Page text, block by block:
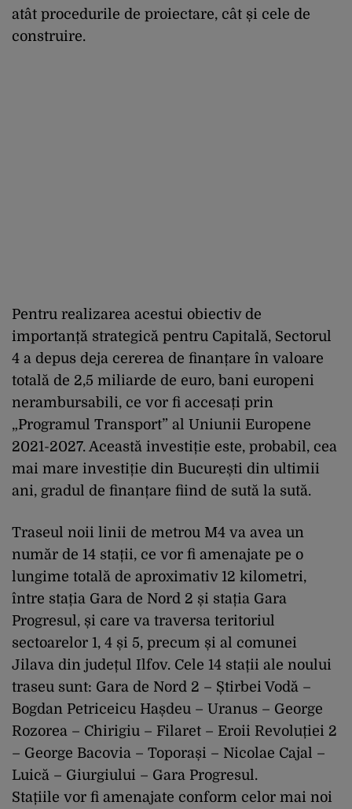
atât procedurile de proiectare, cât și cele de
construire.
Pentru realizarea acestui obiectiv de
importanță strategică pentru Capitală, Sectorul
4 a depus deja cererea de finanțare în valoare
totală de 2,5 miliarde de euro, bani europeni
nerambursabili, ce vor fi accesați prin
„Programul Transport” al Uniunii Europene
2021-2027. Această investiție este, probabil, cea
mai mare investiție din București din ultimii
ani, gradul de finanțare fiind de sută la sută.
Traseul noii linii de metrou M4 va avea un
număr de 14 stații, ce vor fi amenajate pe o
lungime totală de aproximativ 12 kilometri,
între stația Gara de Nord 2 și stația Gara
Progresul, și care va traversa teritoriul
sectoarelor 1, 4 și 5, precum și al comunei
Jilava din județul Ilfov. Cele 14 stații ale noului
traseu sunt: Gara de Nord 2 – Știrbei Vodă –
Bogdan Petriceicu Hașdeu – Uranus – George
Rozorea – Chirigiu – Filaret – Eroii Revoluției 2
– George Bacovia – Toporași – Nicolae Cajal –
Luică – Giurgiului – Gara Progresul.
Stațiile vor fi amenajate conform celor mai noi